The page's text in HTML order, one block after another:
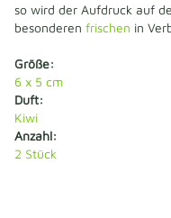
so wird der Aufdruck auf
besonderen frischen in
Größe:
6 x 5 cm
Duft:
Kiwi
Anzahl:
2 Stück